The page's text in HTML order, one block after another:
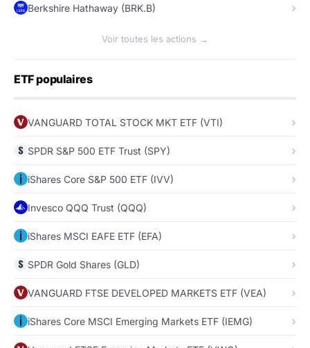
Berkshire Hathaway (BRK.B)
Voir toutes les actions →
ETF populaires
VANGUARD TOTAL STOCK MKT ETF (VTI)
SPDR S&P 500 ETF Trust (SPY)
iShares Core S&P 500 ETF (IVV)
Invesco QQQ Trust (QQQ)
iShares MSCI EAFE ETF (EFA)
SPDR Gold Shares (GLD)
VANGUARD FTSE DEVELOPED MARKETS ETF (VEA)
iShares Core MSCI Emerging Markets ETF (IEMG)